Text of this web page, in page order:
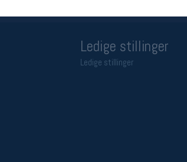
Ledige stillinger
Ledige stillinger